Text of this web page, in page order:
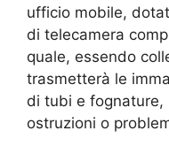
ufficio mobile,
di telecamera
quale, essendo
trasmetterà le
di tubi e fognature,
ostruzioni o